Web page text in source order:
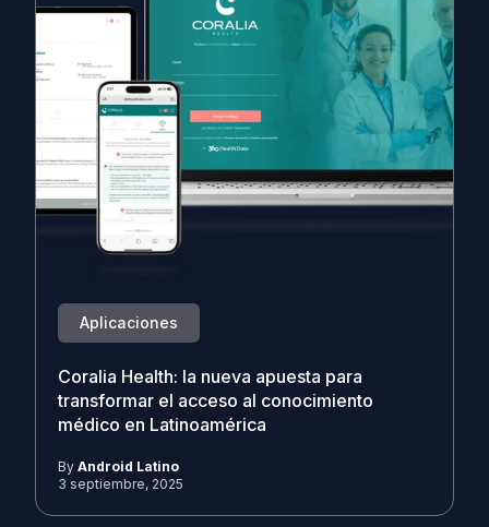
Aplicaciones
Coralia Health: la nueva apuesta para
transformar el acceso al conocimiento
médico en Latinoamérica
By Android Latino
3 septiembre, 2025